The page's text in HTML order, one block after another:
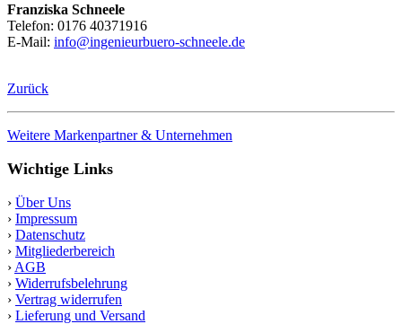
Franziska Schneele
Telefon: 0176 40371916
E-Mail: info@ingenieurbuero-schneele.de
Zurück
Weitere Markenpartner & Unternehmen
Wichtige Links
› Über Uns
› Impressum
› Datenschutz
› Mitgliederbereich
› AGB
› Widerrufsbelehrung
› Vertrag widerrufen
› Lieferung und Versand